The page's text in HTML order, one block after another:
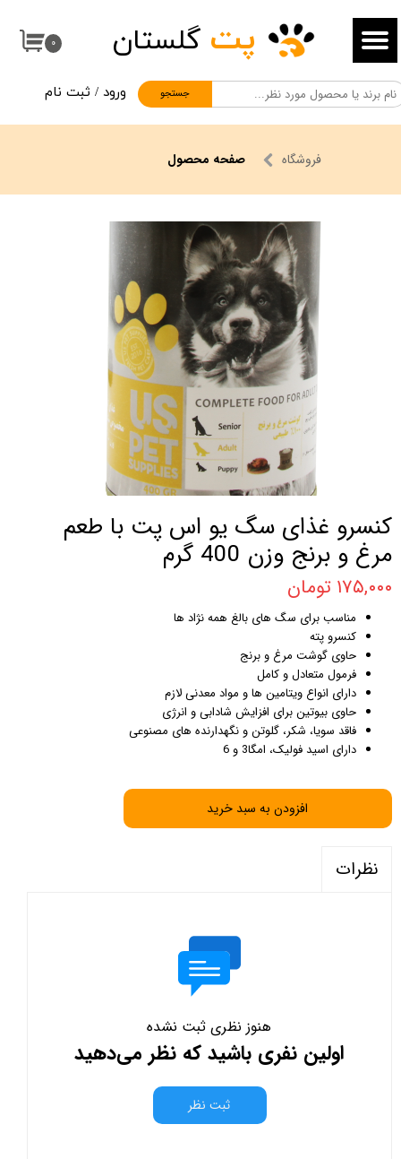
۰
جستجو
پت گلستان
ورود / ثبت نام
حساب کاربری من
تغییر گذر واژه
سفارشات
خروج از حساب کاربری
فروشگاه صفحه محصول
کنسرو غذای سگ یو اس پت با طعم
مرغ و برنج وزن 400 گرم
۱۷۵,۰۰۰ تومان
مناسب برای سگ های بالغ همه نژاد ها
کنسرو پته
حاوی گوشت مرغ و برنج
فرمول متعادل و کامل
دارای انواع ویتامین ها و مواد معدنی لازم
حاوی بیوتین برای افزایش شادابی و انرژی
فاقد سویا، شکر، گلوتن و نگهدارنده های مصنوعی
دارای اسید فولیک، امگا3 و 6
افزودن به سبد خرید
نظرات
هنوز نظری ثبت نشده
اولین نفری باشید که نظر می‌دهید
ثبت نظر